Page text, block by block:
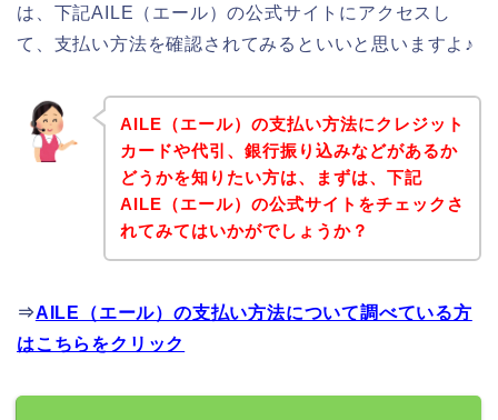
は、下記AILE（エール）の公式サイトにアクセスし
て、支払い方法を確認されてみるといいと思いますよ♪
AILE（エール）の支払い方法にクレジット
カードや代引、銀行振り込みなどがあるか
どうかを知りたい方は、まずは、下記
AILE（エール）の公式サイトをチェックさ
れてみてはいかがでしょうか？
⇒AILE（エール）の支払い方法について調べている方
はこちらをクリック